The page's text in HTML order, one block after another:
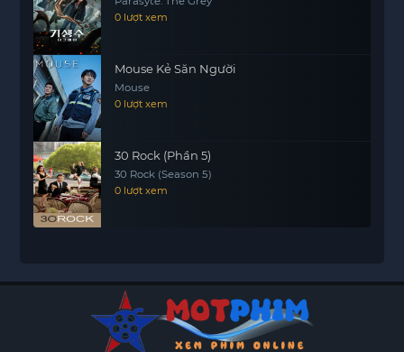
0 lượt xem
Mouse Kẻ Săn Người
Mouse
0 lượt xem
30 Rock (Phần 5)
30 Rock (Season 5)
0 lượt xem